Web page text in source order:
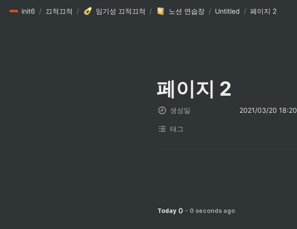
init6 / 끄적끄적 / 임기성 끄적끄적 / 노션 연습장 / Untitled / 페이지 2
페이지 2
생성일 2021/03/20 18:20
태그
Today 0 - 0 seconds ago